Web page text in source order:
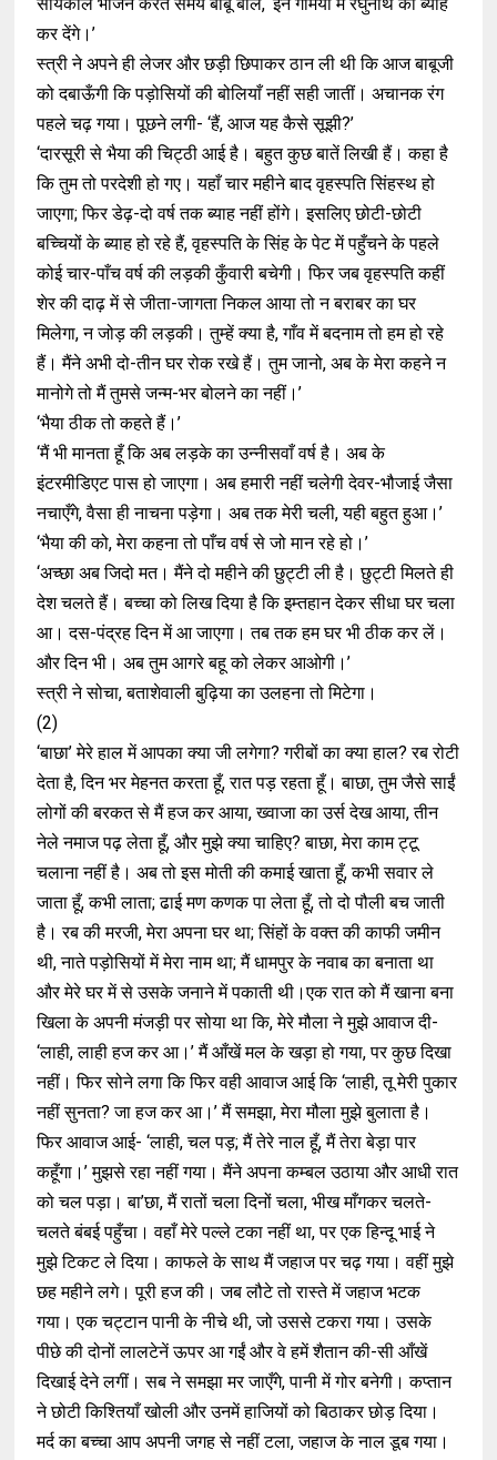
कर देंगे।’
स्त्री ने अपने ही लेजर और छड़ी छिपाकर ठान ली थी कि आज बाबूजी
को दबाऊँगी कि पड़ोसियों की बोलियाँ नहीं सही जातीं। अचानक रंग
पहले चढ़ गया। पूछने लगी- ‘हैं, आज यह कैसे सूझी?’
‘दारसूरी से भैया की चिट्ठी आई है। बहुत कुछ बातें लिखी हैं। कहा है
कि तुम तो परदेशी हो गए। यहाँ चार महीने बाद वृहस्पति सिंहस्थ हो
जाएगा; फिर डेढ़-दो वर्ष तक ब्याह नहीं होंगे। इसलिए छोटी-छोटी
बच्चियों के ब्याह हो रहे हैं, वृहस्पति के सिंह के पेट में पहुँचने के पहले
कोई चार-पाँच वर्ष की लड़की कुँवारी बचेगी। फिर जब वृहस्पति कहीं
शेर की दाढ़ में से जीता-जागता निकल आया तो न बराबर का घर
मिलेगा, न जोड़ की लड़की। तुम्हें क्या है, गाँव में बदनाम तो हम हो रहे
हैं। मैंने अभी दो-तीन घर रोक रखे हैं। तुम जानो, अब के मेरा कहने न
मानोगे तो मैं तुमसे जन्म-भर बोलने का नहीं।’
‘भैया ठीक तो कहते हैं।’
‘मैं भी मानता हूँ कि अब लड़के का उन्नीसवाँ वर्ष है। अब के
इंटरमीडिएट पास हो जाएगा। अब हमारी नहीं चलेगी देवर-भौजाई जैसा
नचाएँगे, वैसा ही नाचना पड़ेगा। अब तक मेरी चली, यही बहुत हुआ।’
‘भैया की को, मेरा कहना तो पाँच वर्ष से जो मान रहे हो।’
‘अच्छा अब जिदो मत। मैंने दो महीने की छुट्टी ली है। छुट्टी मिलते ही
देश चलते हैं। बच्चा को लिख दिया है कि इम्तहान देकर सीधा घर चला
आ। दस-पंद्रह दिन में आ जाएगा। तब तक हम घर भी ठीक कर लें।
और दिन भी। अब तुम आगरे बहू को लेकर आओगी।’
स्त्री ने सोचा, बताशेवाली बुढ़िया का उलहना तो मिटेगा।
(2)
‘बाछा’ मेरे हाल में आपका क्या जी लगेगा? गरीबों का क्या हाल? रब रोटी
देता है, दिन भर मेहनत करता हूँ, रात पड़ रहता हूँ। बाछा, तुम जैसे साईं
लोगों की बरकत से मैं हज कर आया, ख्वाजा का उर्स देख आया, तीन
नेले नमाज पढ़ लेता हूँ, और मुझे क्या चाहिए? बाछा, मेरा काम ट्टू
चलाना नहीं है। अब तो इस मोती की कमाई खाता हूँ, कभी सवार ले
जाता हूँ, कभी लाता; ढाई मण कणक पा लेता हूँ, तो दो पौली बच जाती
है। रब की मरजी, मेरा अपना घर था; सिंहों के वक्त की काफी जमीन
थी, नाते पड़ोसियों में मेरा नाम था; मैं धामपुर के नवाब का बनाता था
और मेरे घर में से उसके जनाने में पकाती थी।एक रात को मैं खाना बना
खिला के अपनी मंजड़ी पर सोया था कि, मेरे मौला ने मुझे आवाज दी-
‘लाही, लाही हज कर आ।’ मैं आँखें मल के खड़ा हो गया, पर कुछ दिखा
नहीं। फिर सोने लगा कि फिर वही आवाज आई कि ‘लाही, तू मेरी पुकार
नहीं सुनता? जा हज कर आ।’ मैं समझा, मेरा मौला मुझे बुलाता है।
फिर आवाज आई- ‘लाही, चल पड़; मैं तेरे नाल हूँ, मैं तेरा बेड़ा पार
कहूँगा।’ मुझसे रहा नहीं गया। मैंने अपना कम्बल उठाया और आधी रात
को चल पड़ा। बा’छा, मैं रातों चला दिनों चला, भीख माँगकर चलते-
चलते बंबई पहुँचा। वहाँ मेरे पल्ले टका नहीं था, पर एक हिन्दू भाई ने
मुझे टिकट ले दिया। काफले के साथ मैं जहाज पर चढ़ गया। वहीं मुझे
छह महीने लगे। पूरी हज की। जब लौटे तो रास्ते में जहाज भटक
गया। एक चट्टान पानी के नीचे थी, जो उससे टकरा गया। उसके
पीछे की दोनों लालटेनें ऊपर आ गईं और वे हमें शैतान की-सी आँखें
दिखाई देने लगीं। सब ने समझा मर जाएँगे, पानी में गोर बनेगी। कप्तान
ने छोटी किश्तियाँ खोली और उनमें हाजियों को बिठाकर छोड़ दिया।
मर्द का बच्चा आप अपनी जगह से नहीं टला, जहाज के नाल डूब गया।